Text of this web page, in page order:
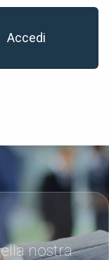
Accedi
nostra